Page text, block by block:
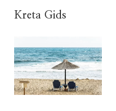
Kreta Gids